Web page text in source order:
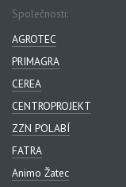
Společnosti:
AGROTEC
PRIMAGRA
CEREA
CENTROPROJEKT
ZZN POLABÍ
FATRA
Animo Žatec